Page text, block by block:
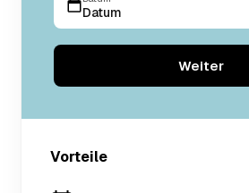
Datum
Weiter
Vorteile